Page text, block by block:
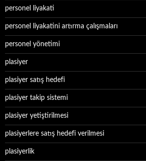
personel liyakati
personel liyakatini artırma çalışmaları
personel yönetimi
plasiyer
plasiyer satış hedefi
plasiyer takip sistemi
plasiyer yetiştirilmesi
plasiyerlere satış hedefi verilmesi
plasiyerlik